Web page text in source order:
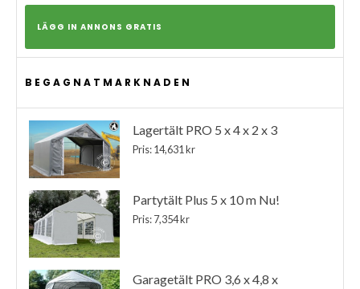
LÄGG IN ANNONS GRATIS
BEGAGNATMARKNADEN
Lagertält PRO 5 x 4 x 2 x 3
Pris: 14,631 kr
Partytält Plus 5 x 10 m Nu!
Pris: 7,354 kr
Garagetält PRO 3,6 x 4,8 x